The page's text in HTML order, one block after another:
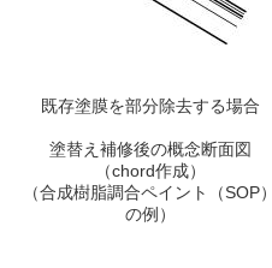
既存塗膜を部分除去する場合
塗替え補修後の概念断面図
（chord作成）
（合成樹脂調合ペイント（SOP）
の例）